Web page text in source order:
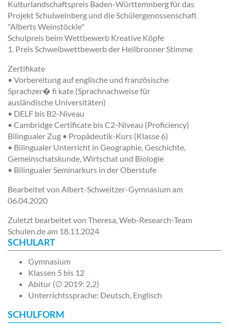
Kulturlandschaftspreis Baden-Württemnberg für das
Projekt Schulweinberg und die Schülergenossenschaft
"Alberts Weinstöckle"
Schulpreis beim Wettbewerb Kreative Köpfe
1. Preis Schweibwettbewerb der Heilbronner Stimme
Zertifikate
• Vorbereitung auf englische und französische
Sprachzer� fi kate (Sprachnachweise für
ausländische Universitäten)
• DELF bis B2-Niveau
• Cambridge Certificate bis C2-Niveau (Proficiency)
Bilingualer Zug • Propädeutik-Kurs (Klasse 6)
• Bilingualer Unterricht in Geographie, Geschichte,
Gemeinschatskunde, Wirtschat und Biologie
• Bilingualer Seminarkurs in der Oberstufe
Bearbeitet von Albert-Schweitzer-Gymnasium am
06.04.2020
Zuletzt bearbeitet von Theresa, Web-Research-Team
Schulen.de am 18.11.2024
SCHULART
Gymnasium
Klassen 5 bis 12
Abitur (∅ 2019: 2,2)
Unterrichtssprache: Deutsch, Englisch
SCHULFORM